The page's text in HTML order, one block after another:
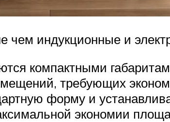
чем индукционные и
компактными
требующих
форму и
экономии